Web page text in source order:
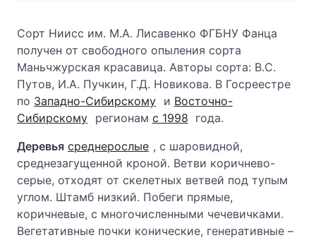
Сорт Ниисс им. М.А. Лисавенко ФГБНУ Фанца
получен от свободного опыления сорта
Маньчжурская красавица. Авторы сорта: В.С.
Путов, И.А. Пучкин, Г.Д. Новикова. В Госреестре
по Западно-Сибирскому и Восточно-
Сибирскому регионам с 1998 года.
Деревья среднерослые , с шаровидной,
среднезагущенной кроной. Ветви коричнево-
серые, отходят от скелетных ветвей под тупым
углом. Штамб низкий. Побеги прямые,
коричневые, с многочисленными чечевичками.
Вегетативные почки конические, генеративные –